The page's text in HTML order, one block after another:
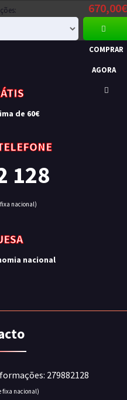
670,00€
COMPRAR
AGORA
de 60€
128
nacional)
nacional
279882128
fixa nacional)